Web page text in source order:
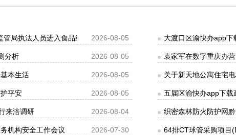
局执法人员进入食品经营场所排查安全隐患
2026-08-05 大渡口区渝快办app
分析 2026-08-05 袁家军在数字重庆办
本生活 2026-08-05 关于新天地公寓住宅
平安 2026-08-05 五届区渝快办app下
来涪调研 2026-08-04 织密森林防火防护网
机构安全工作会议 2026-07-30 64排CT球管采购项目